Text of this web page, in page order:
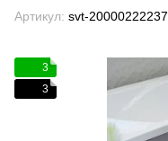
Артикул: svt-
3
3